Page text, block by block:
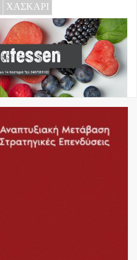
ΧΑΣΚΑΡΙ